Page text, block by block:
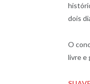
dois
O
livre e